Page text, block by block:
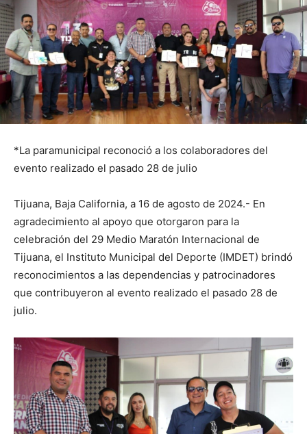
*La paramunicipal reconoció a los colaboradores del
evento realizado el pasado 28 de julio
Tijuana, Baja California, a 16 de agosto de 2024.- En
agradecimiento al apoyo que otorgaron para la
celebración del 29 Medio Maratón Internacional de
Tijuana, el Instituto Municipal del Deporte (IMDET) brindó
reconocimientos a las dependencias y patrocinadores
que contribuyeron al evento realizado el pasado 28 de
julio.